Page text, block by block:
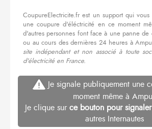
CoupureElectricite.fr est un support qui
une coupure d'éléctricité en ce moment
d'autres personnes font face à une panne
ou au cours des dernières 24 heures à
site indépendant et non associé à toute
d'électricité en France.
Je signale publiquement une
moment même à
Je clique sur ce bouton pour
autres Internautes